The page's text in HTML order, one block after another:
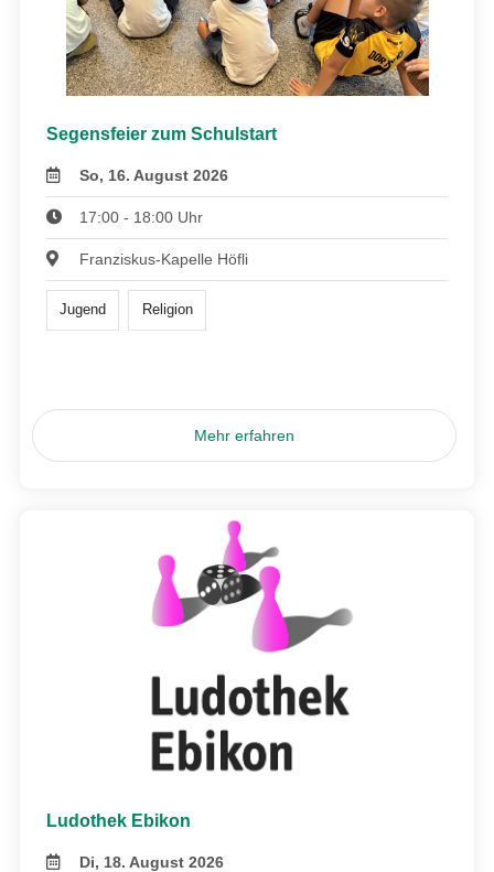
Segensfeier zum Schulstart
So, 16. August 2026
17:00 - 18:00 Uhr
Franziskus-Kapelle Höfli
Jugend Religion
Mehr erfahren
Ludothek Ebikon
Di, 18. August 2026